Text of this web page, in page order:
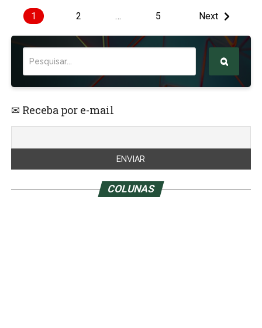
1 2 … 5 Next
✉ Receba por e-mail
COLUNAS